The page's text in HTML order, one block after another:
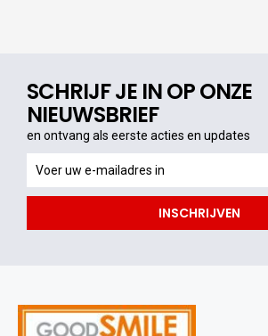
SCHRIJF JE IN OP ONZE
NIEUWSBRIEF
en ontvang als eerste acties en updates
ontvang
als
acties
INSCHRIJVEN